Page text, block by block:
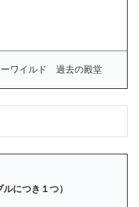
ワイルド 過去の殿堂
につき１つ）